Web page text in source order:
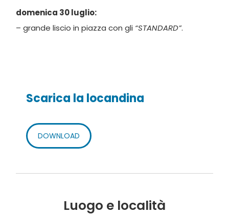
domenica 30 luglio:
– grande liscio in piazza con gli “STANDARD”.
Scarica la locandina
DOWNLOAD
Luogo e località